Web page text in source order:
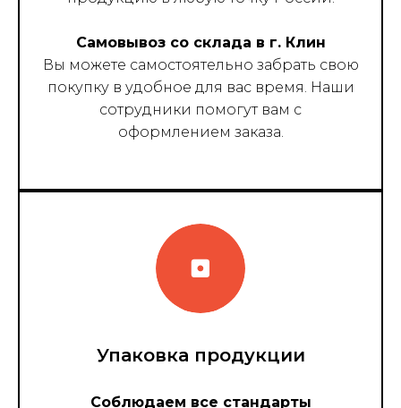
Самовывоз со склада в г. Клин
Вы можете самостоятельно забрать свою
покупку в удобное для вас время. Наши
сотрудники помогут вам с
оформлением заказа.
Упаковка продукции
Соблюдаем все стандарты